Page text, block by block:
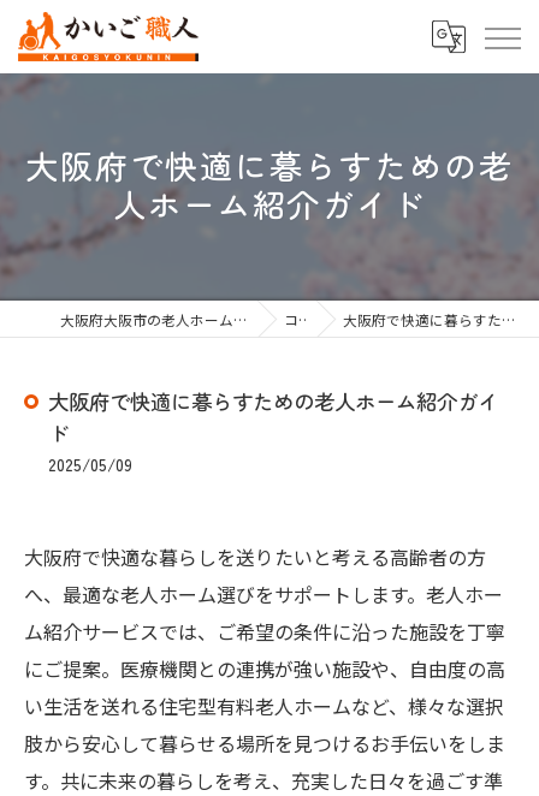
大阪府で快適に暮らすための老
人ホーム紹介ガイド
大阪府大阪市の老人ホーム紹介なら株式会社かいご職人 コラム 大阪府で快適に暮らすための老人ホーム紹介ガイド
大阪府で快適に暮らすための老人ホーム紹介ガイ
ド
2025/05/09
大阪府で快適な暮らしを送りたいと考える高齢者の方
へ、最適な老人ホーム選びをサポートします。老人ホー
ム紹介サービスでは、ご希望の条件に沿った施設を丁寧
にご提案。医療機関との連携が強い施設や、自由度の高
い生活を送れる住宅型有料老人ホームなど、様々な選択
肢から安心して暮らせる場所を見つけるお手伝いをしま
す。共に未来の暮らしを考え、充実した日々を過ごす準